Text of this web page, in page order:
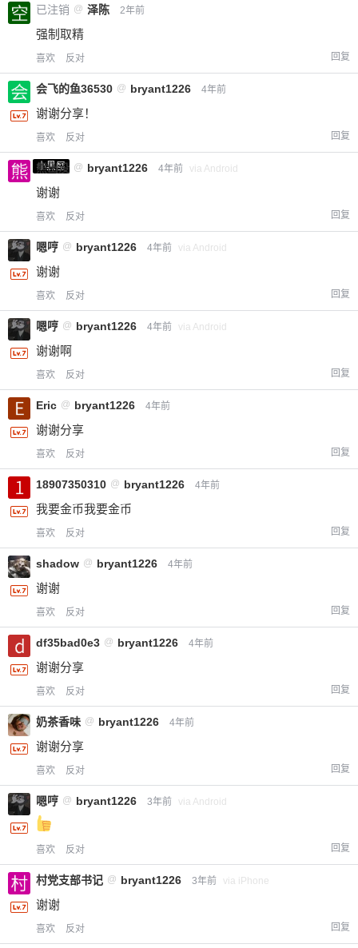
已注销 @ 泽陈 2年前
强制取精
喜欢 反对 回复
会飞的鱼36530 @ bryant1226 4年前
谢谢分享！
喜欢 反对 回复
小黑屋
熊出没 @ bryant1226 4年前 via Android
谢谢
喜欢 反对 回复
嗯哼 @ bryant1226 4年前 via Android
谢谢
喜欢 反对 回复
嗯哼 @ bryant1226 4年前 via Android
谢谢啊
喜欢 反对 回复
Eric @ bryant1226 4年前
谢谢分享
喜欢 反对 回复
18907350310 @ bryant1226 4年前
我要金币我要金币
喜欢 反对 回复
shadow @ bryant1226 4年前
谢谢
喜欢 反对 回复
df35bad0e3 @ bryant1226 4年前
谢谢分享
喜欢 反对 回复
奶茶香味 @ bryant1226 4年前
谢谢分享
喜欢 反对 回复
嗯哼 @ bryant1226 3年前 via Android
喜欢 反对 回复
村党支部书记 @ bryant1226 3年前 via iPhone
谢谢
喜欢 反对 回复
您没有权限发布内容，请购买会员或者提升权
限。